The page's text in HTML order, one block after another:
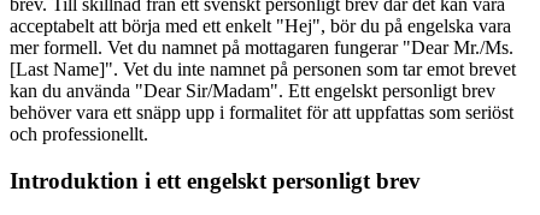
brev. Till skillnad från ett svenskt personligt brev där det kan vara
acceptabelt att börja med ett enkelt "Hej", bör du på engelska vara
mer formell. Vet du namnet på mottagaren fungerar "Dear Mr./Ms.
[Last Name]". Vet du inte namnet på personen som tar emot brevet
kan du använda "Dear Sir/Madam". Ett engelskt personligt brev
behöver vara ett snäpp upp i formalitet för att uppfattas som seriöst
och professionellt.
Introduktion i ett engelskt personligt brev